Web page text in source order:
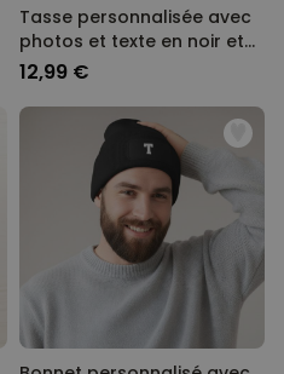
Tasse personnalisée avec
photos et texte en noir et
blanc
12,99 €